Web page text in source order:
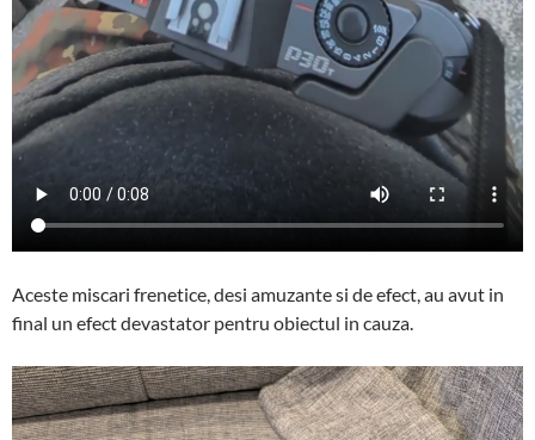
Aceste miscari frenetice, desi amuzante si de efect, au avut in
final un efect devastator pentru obiectul in cauza.